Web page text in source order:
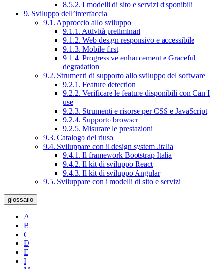
8.5.2. I modelli di sito e servizi disponibili
9. Sviluppo dell’interfaccia
9.1. Approccio allo sviluppo
9.1.1. Attività preliminari
9.1.2. Web design responsivo e accessibile
9.1.3. Mobile first
9.1.4. Progressive enhancement e Graceful
degradation
9.2. Strumenti di supporto allo sviluppo del software
9.2.1. Feature detection
9.2.2. Verificare le feature disponibili con Can I
use
9.2.3. Strumenti e risorse per CSS e JavaScript
9.2.4. Supporto browser
9.2.5. Misurare le prestazioni
9.3. Catalogo del riuso
9.4. Sviluppare con il design system .italia
9.4.1. Il framework Bootstrap Italia
9.4.2. Il kit di sviluppo React
9.4.3. Il kit di sviluppo Angular
9.5. Sviluppare con i modelli di sito e servizi
glossario
A
B
C
D
E
I